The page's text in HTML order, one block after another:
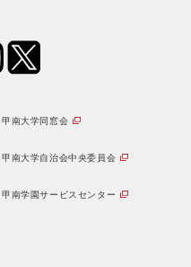
甲南大学同窓会
甲南大学自治会中央委員会
甲南学園サービスセンター